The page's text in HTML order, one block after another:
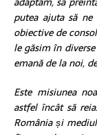
putea ajuta să
obiective de
le găsim în
emană de la noi,
Este misiunea
astfel încât să
România și